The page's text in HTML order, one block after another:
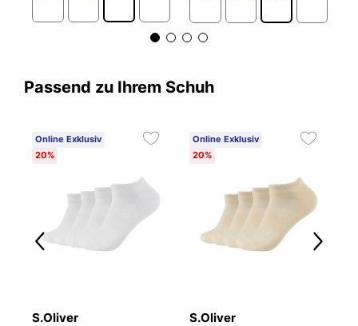
Passend zu Ihrem Schuh
Online Exklusiv
20%
S.Oliver
Online Exklusiv
20%
S.Oliver